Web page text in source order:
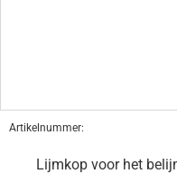
Artikelnummer:
Lijmkop voor het